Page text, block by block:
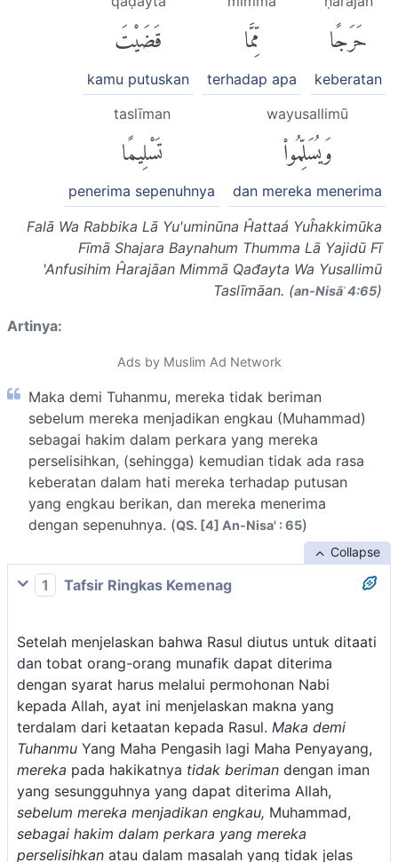
حَرَجًا
keberatan
مِّمَّا
terhadap apa
قَضَيْتَ
kamu putuskan
wayusallimū
وَيُسَلِّمُوا۟
dan mereka menerima
taslīman
تَسْلِيمًا
penerima sepenuhnya
Falā Wa Rabbika Lā Yu'uminūna Ĥattaá Yuĥakkimūka
Fīmā Shajara Baynahum Thumma Lā Yajidū Fī
'Anfusihim Ĥarajāan Mimmā Qađayta Wa Yusallimū
Taslīmāan. (an-Nisāʾ 4:65)
Artinya:
Ads by Muslim Ad Network
Maka demi Tuhanmu, mereka tidak beriman
sebelum mereka menjadikan engkau (Muhammad)
sebagai hakim dalam perkara yang mereka
perselisihkan, (sehingga) kemudian tidak ada rasa
keberatan dalam hati mereka terhadap putusan
yang engkau berikan, dan mereka menerima
dengan sepenuhnya. (QS. [4] An-Nisa' : 65)
Collapse
1 Tafsir Ringkas Kemenag
Setelah menjelaskan bahwa Rasul diutus untuk ditaati
dan tobat orang-orang munafik dapat diterima
dengan syarat harus melalui permohonan Nabi
kepada Allah, ayat ini menjelaskan makna yang
terdalam dari ketaatan kepada Rasul. Maka demi
Tuhanmu Yang Maha Pengasih lagi Maha Penyayang,
mereka pada hakikatnya tidak beriman dengan iman
yang sesungguhnya yang dapat diterima Allah,
sebelum mereka menjadikan engkau, Muhammad,
sebagai hakim dalam perkara yang mereka
perselisihkan atau dalam masalah yang tidak jelas